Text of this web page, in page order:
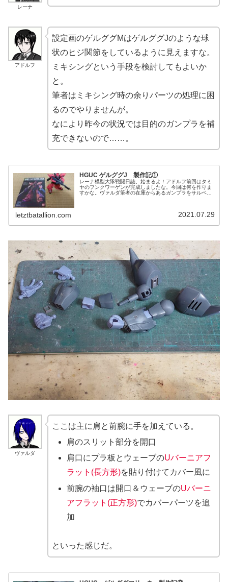
レーナ
アドルフ
設定画のゲルググMはゲルググJのような球
状のヒジ関節をしているように見えますな。
ミキシングという手段を検討してもよいか
と。
筆者はミキシング時の余りパーツの処理に困
るのでやりませんが。
なにより昨今の状況では目的のガンプラを補
充できないので……。
HGUC ゲルググJ 製作記①
レーナ模型大隊戦闘日誌、始まるよ！アドルフ前回はタミ
ヤのフンクワーゲンが完成しましたな。今回は何を作りま
すかな。ヴァルダ筆者の在庫からあるガンプラをサルベー
letztbatallion.com 2021.07.29
ヴァルダ
ここは主に肩と前腕に手を加えている。
肩のスリット部分を開口
肩口にプラ板とウェーブのUバーニアフ
ラット(長方形)を貼り付けてカバー風に
前腕の袖口は開口＆ウェーブのUバーニ
アフラット(正方形)でカバーパーツを追
加
といった感じだ。